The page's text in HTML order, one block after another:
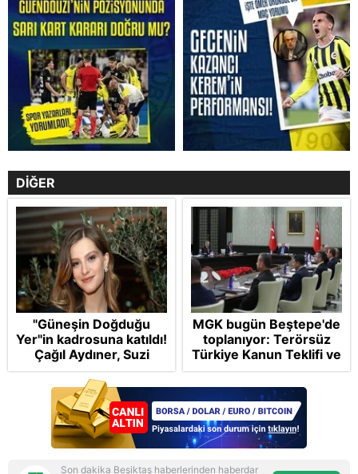
DİĞER
"Güneşin Doğduğu
Yer"in kadrosuna katıldı!
Çağıl Aydıner, Suzi
karakteriyle geliyor
MGK bugün Beştepe'de
toplanıyor: Terörsüz
Türkiye Kanun Teklifi ve
bölgesel güvenlik
başlıkları masada
Son dakika Beşiktaş haberlerinden haberdar